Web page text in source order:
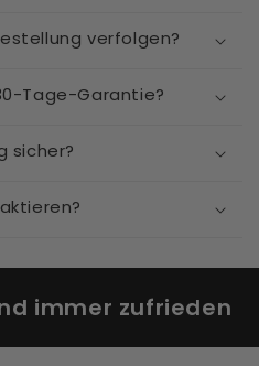
verfolgen?
Tage-Garantie?
sicher?
immer zufrieden